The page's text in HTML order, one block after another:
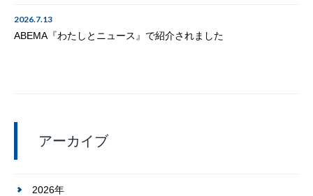
2026.7.13
ABEMA『わたしとニュース』で紹介されました
アーカイブ
2026年